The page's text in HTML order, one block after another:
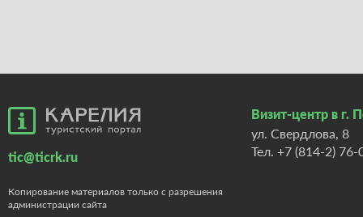
tic@ticrk.ru
Копирование материалов только с разрешения
администрации сайта
Визит-центр в г.
ул. Свердлова, 8
Тел. +7 (814-2) 76-